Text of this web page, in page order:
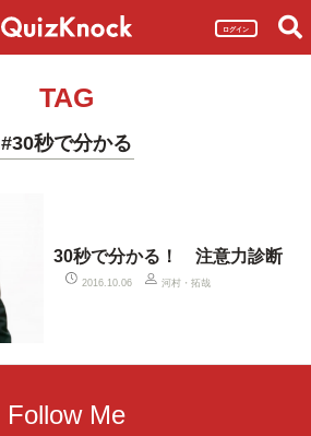
ログイン
TAG
#30秒で分かる
30秒で分かる！ 注意力診断
2016.10.06 河村・拓哉
Follow Me